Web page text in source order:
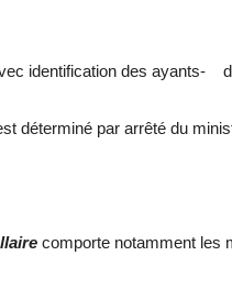
identification des ayants-
déterminé par arrêté du
comporte notamment les